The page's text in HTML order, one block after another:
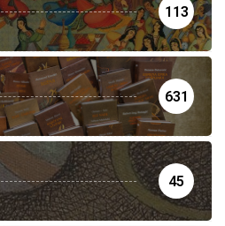
113
631
45